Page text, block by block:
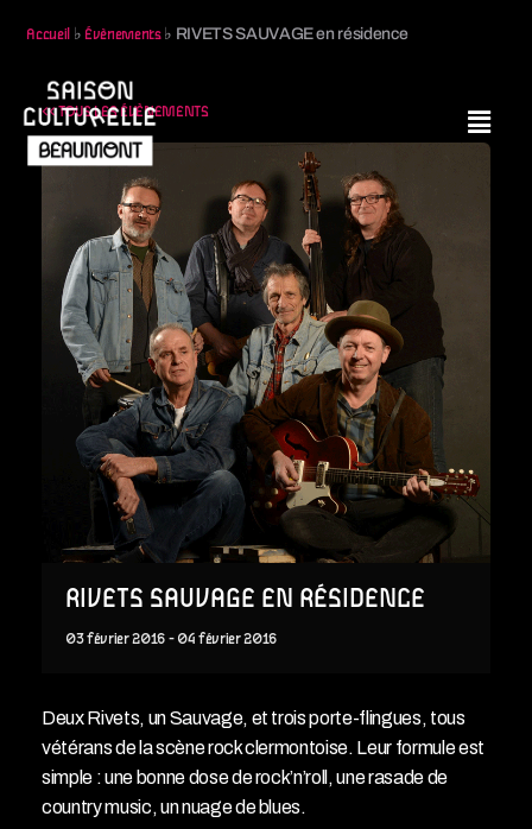
Accueil ♭ Évènements♭ RIVETS SAUVAGE en résidence
<< TOUS LES ÉVÈNEMENTS
RIVETS SAUVAGE EN RÉSIDENCE
03février2016 - 04 février2016
Deux Rivets, un Sauvage, et trois porte-flingues, tous
vétérans de la scène rock clermontoise. Leur formule est
simple : une bonne dose de rock’n’roll, une rasade de
country music, un nuage de blues.